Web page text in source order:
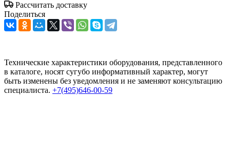
Рассчитать доставку
Поделиться
Технические характеристики оборудования, представленного
в каталоге, носят сугубо информативный характер, могут
быть изменены без уведомления и не заменяют консультацию
специалиста. +7(495)646-00-59